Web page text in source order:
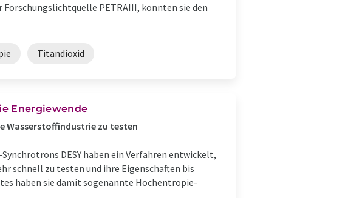
PETRAIII, konnten sie den
Titandioxid
Energiewende
Wasserstoffindustrie zu testen
DESY haben ein Verfahren entwickelt,
schnell zu testen und ihre Eigenschaften bis
haben sie damit sogenannte Hochentropie-